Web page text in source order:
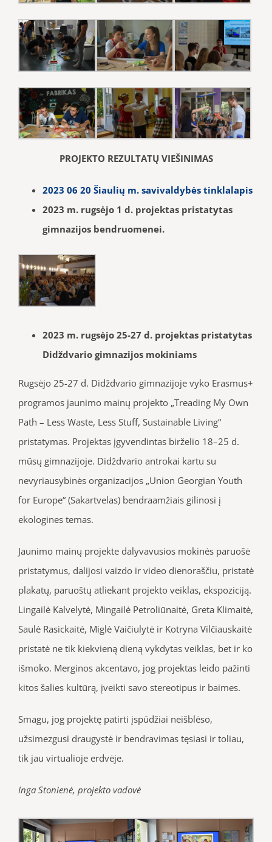
PROJEKTO REZULTATŲ VIEŠINIMAS
2023 06 20 Šiaulių m. savivaldybės tinklalapis
2023 m. rugsėjo 1 d. projektas pristatytas
gimnazijos bendruomenei.
2023 m. rugsėjo 25-27 d. projektas pristatytas
Didždvario gimnazijos mokiniams
Rugsėjo 25-27 d. Didždvario gimnazijoje vyko Erasmus+
programos jaunimo mainų projekto „Treading My Own
Path – Less Waste, Less Stuff, Sustainable Living“
pristatymas. Projektas įgyvendintas birželio 18–25 d.
mūsų gimnazijoje. Didždvario antrokai kartu su
nevyriausybinės organizacijos „Union Georgian Youth
for Europe“ (Sakartvelas) bendraamžiais gilinosi į
ekologines temas.
Jaunimo mainų projekte dalyvavusios mokinės paruošė
pristatymus, dalijosi vaizdo ir video dienoraščiu, pristatė
plakatų, paruoštų atliekant projekto veiklas, ekspoziciją.
Lingailė Kalvelytė, Mingailė Petroliūnaitė, Greta Klimaitė,
Saulė Rasickaitė, Miglė Vaičiulytė ir Kotryna Vilčiauskaitė
pristatė ne tik kiekvieną dieną vykdytas veiklas, bet ir ko
išmoko. Merginos akcentavo, jog projektas leido pažinti
kitos šalies kultūrą, įveikti savo stereotipus ir baimes.
Smagu, jog projektę patirti įspūdžiai neišblėso,
užsimezgusi draugystė ir bendravimas tęsiasi ir toliau,
tik jau virtualioje erdvėje.
Inga Stonienė, projekto vadovė